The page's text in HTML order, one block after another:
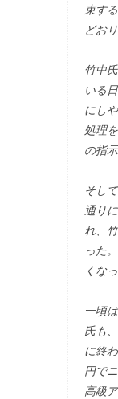
束す
どお
竹中
いる
にし
処理
の指
そし
通り
れ、
った
くな
一頃
氏も
に終
円で
高級